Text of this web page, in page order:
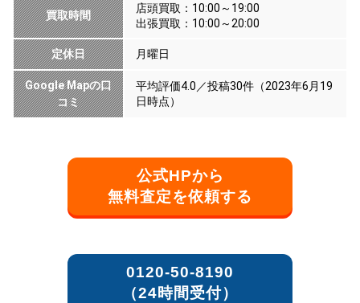
買取時間
店頭買取：10:00～19:00
出張買取：10:00～20:00
定休日 月曜日
Google Mapの口
コミ
平均評価4.0／投稿30件（2023年6月19
日時点）
公式HPから
無料査定を依頼する
0120-50-8190
（24時間受付）